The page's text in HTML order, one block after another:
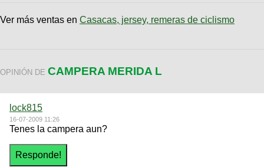
Ver más ventas en Casacas, jersey, remeras de ciclismo
OPINIÓN DE CAMPERA MERIDA L
lock815
16-07-2009 11:26
Tenes la campera aun?